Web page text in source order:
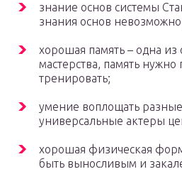
знание основ системы
знания основ
хорошая память – одна из
мастерства, память нужно
тренировать;
умение воплощать
универсальные актеры
хорошая физическая
быть выносливым и